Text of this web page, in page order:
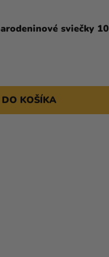
sviečky 10
DO KOŠÍKA